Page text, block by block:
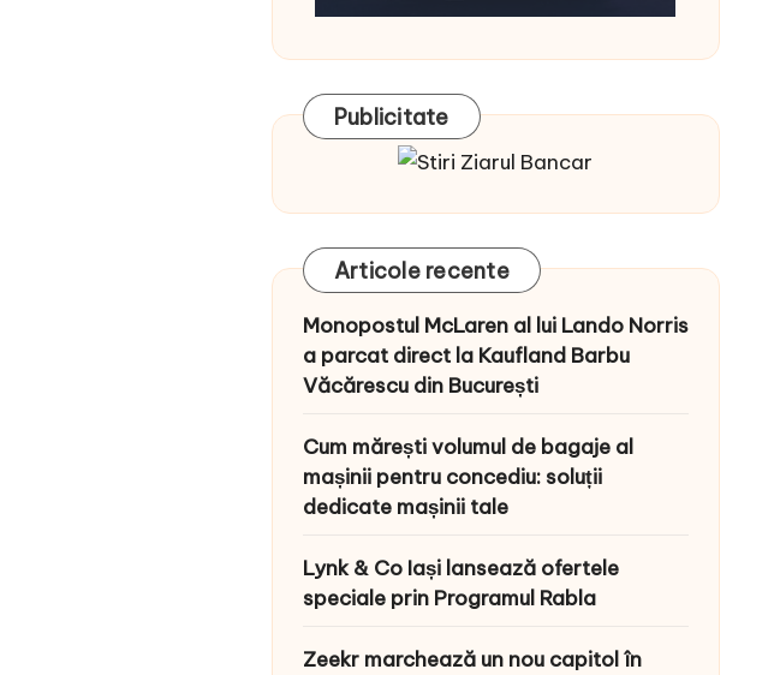
Publicitate
Articole recente
Monopostul McLaren al lui Lando Norris
a parcat direct la Kaufland Barbu
Văcărescu din București
Cum mărești volumul de bagaje al
mașinii pentru concediu: soluții
dedicate mașinii tale
Lynk & Co Iași lansează ofertele
speciale prin Programul Rabla
Zeekr marchează un nou capitol în